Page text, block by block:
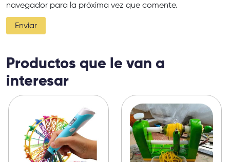
navegador para la próxima vez que comente.
Productos que le van a
interesar